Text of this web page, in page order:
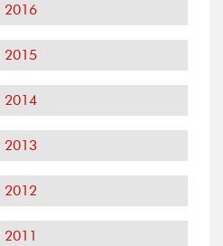
2016
2015
2014
2013
2012
2011